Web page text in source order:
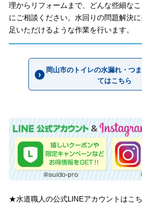
理からリフォームまで、どんな些細な
にご相談ください。水回りの問題解決
足いただけるような作業を行います。
岡山市のトイレの水漏れ・つ
てはこちら
★水道職人の公式LINEアカウントはこち